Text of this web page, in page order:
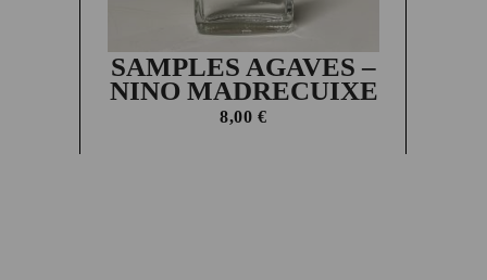
SAMPLES AGAVES –
NINO MADRECUIXE
8,00€